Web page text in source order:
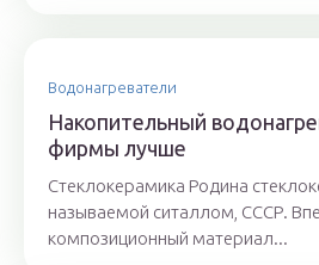
Водонагреватели
Накопительный
фирмы лучше
Стеклокерамика Родина
называемой ситаллом, СССР.
композиционный материал...